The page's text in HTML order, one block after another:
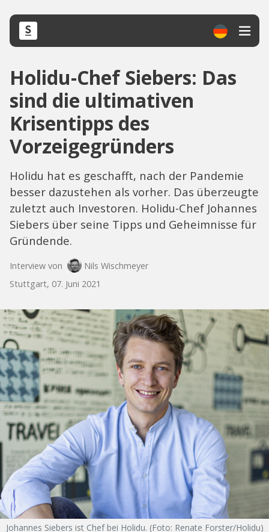
Holidu-Chef Siebers: Das
sind die ultimativen
Krisentipps des
Vorzeigegründers
Holidu hat es geschafft, nach der Pandemie
besser dazustehen als vorher. Das überzeugte
zuletzt auch Investoren. Holidu-Chef Johannes
Siebers über seine Tipps und Geheimnisse für
Gründende.
Interview von
Nils Wischmeyer
Stuttgart, 07. Juni 2021
Johannes Siebers ist Chef bei Holidu. (Foto: Renate Forster/Holidu)